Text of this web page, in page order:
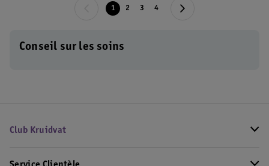
1 2 3 4
Conseil sur les soins
Club Kruidvat